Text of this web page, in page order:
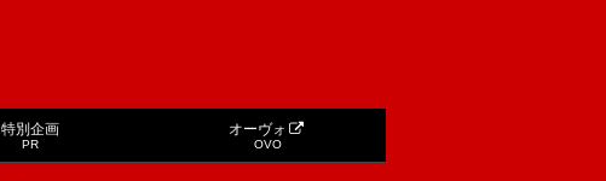
特別企画
PR
オーヴォ
OVO